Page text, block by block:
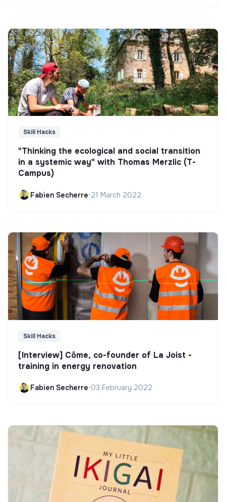
Skill Hacks
"Thinking the ecological and social transition
in a systemic way" with Thomas Merzlic (T-
Campus)
Fabien Secherre•21 March 2022
Skill Hacks
[Interview] Côme, co-founder of La Joist -
training in energy renovation
Fabien Secherre•03 February 2022